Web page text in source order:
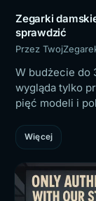
Zegarki
sprawdzić
Przez
W budżecie do
wygląda tylko
pięć modeli i
Więcej